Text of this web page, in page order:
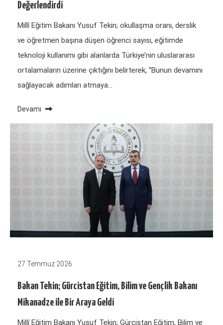
Değerlendirdi
Millî Eğitim Bakanı Yusuf Tekin; okullaşma oranı, derslik
ve öğretmen başına düşen öğrenci sayısı, eğitimde
teknoloji kullanımı gibi alanlarda Türkiye’nin uluslararası
ortalamaların üzerine çıktığını belirterek, “Bunun devamını
sağlayacak adımları atmaya…
Devamı
27 Temmuz 2026
Bakan Tekin; Gürcistan Eğitim, Bilim ve Gençlik Bakanı
Mikanadze ile Bir Araya Geldi
Millî Eğitim Bakanı Yusuf Tekin; Gürcistan Eğitim, Bilim ve